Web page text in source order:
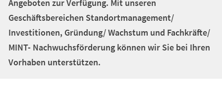
Angeboten zur Verfügung. Mit unseren
Geschäftsbereichen Standortmanagement/
Investitionen, Gründung/ Wachstum und Fachkräfte/
MINT- Nachwuchsförderung können wir Sie bei Ihren
Vorhaben unterstützen.